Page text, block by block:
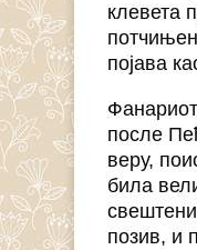
клевета
појава
после
веру,
била
позив, и